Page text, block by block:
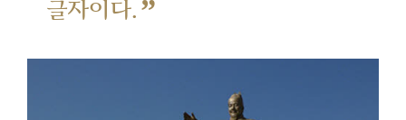
글자이다. ”